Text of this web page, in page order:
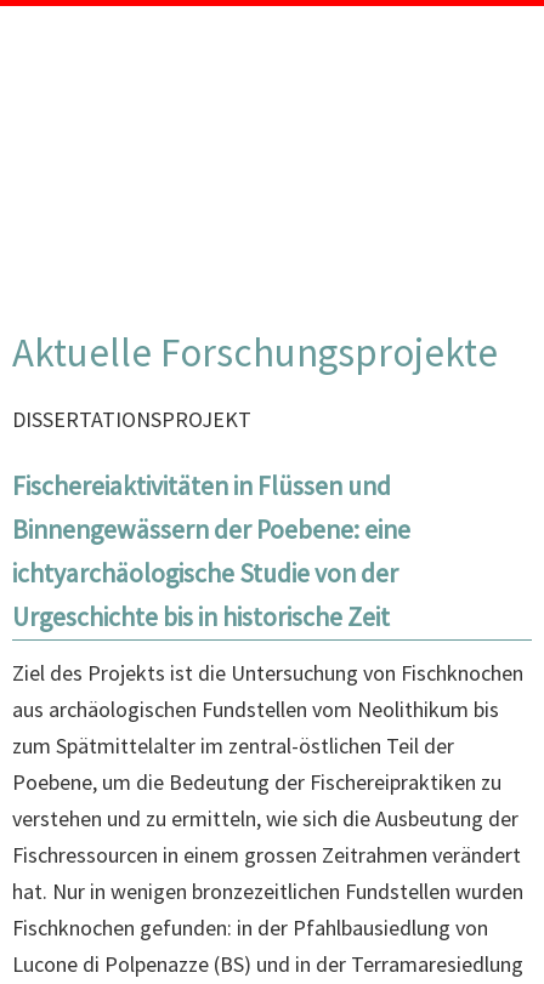
Aktuelle Forschungsprojekte
DISSERTATIONSPROJEKT
Fischereiaktivitäten in Flüssen und
Binnengewässern der Poebene: eine
ichtyarchäologische Studie von der
Urgeschichte bis in historische Zeit
Ziel des Projekts ist die Untersuchung von Fischknochen
aus archäologischen Fundstellen vom Neolithikum bis
zum Spätmittelalter im zentral-östlichen Teil der
Poebene, um die Bedeutung der Fischereipraktiken zu
verstehen und zu ermitteln, wie sich die Ausbeutung der
Fischressourcen in einem grossen Zeitrahmen verändert
hat. Nur in wenigen bronzezeitlichen Fundstellen wurden
Fischknochen gefunden: in der Pfahlbausiedlung von
Lucone di Polpenazze (BS) und in der Terramaresiedlung